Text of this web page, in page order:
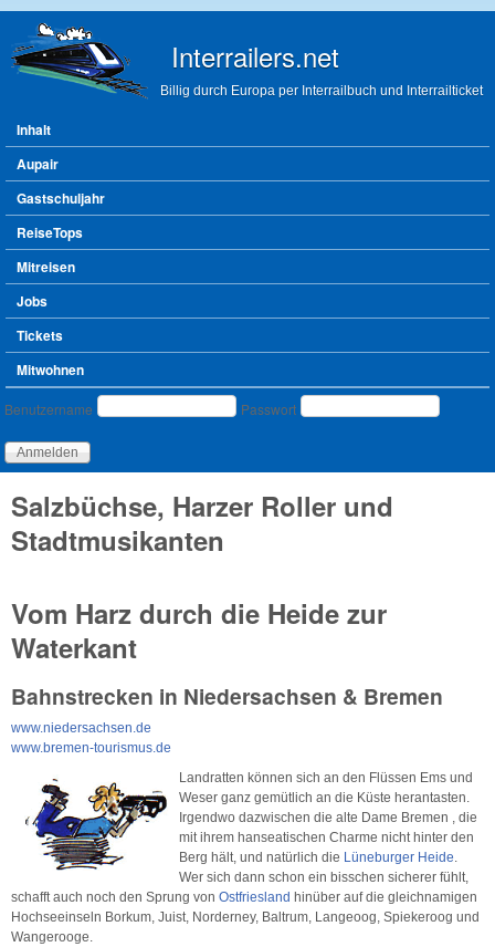
Interrailers.net
Billig durch Europa per Interrailbuch und Interrailticket
Hauptmenü
Inhalt
Aupair
Gastschuljahr
ReiseTops
Mitreisen
Jobs
Tickets
Mitwohnen
Benutzeranmeldung
Benutzername Passwort
Salzbüchse, Harzer Roller und
Stadtmusikanten
Vom Harz durch die Heide zur
Waterkant
Bahnstrecken in Niedersachsen & Bremen
www.niedersachsen.de
www.bremen-tourismus.de
Landratten können sich an den Flüssen Ems und
Weser ganz gemütlich an die Küste herantasten.
Irgendwo dazwischen die alte Dame Bremen , die
mit ihrem hanseatischen Charme nicht hinter den
Berg hält, und natürlich die Lüneburger Heide.
Wer sich dann schon ein bisschen sicherer fühlt,
schafft auch noch den Sprung von Ostfriesland hinüber auf die gleichnamigen
Hochseeinseln Borkum, Juist, Norderney, Baltrum, Langeoog, Spiekeroog und
Wangerooge.